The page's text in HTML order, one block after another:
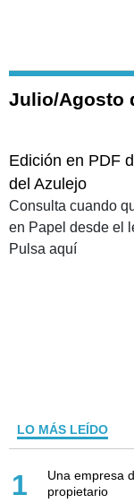
Julio/Agosto
Edición en PDF
del Azulejo
Consulta cuando
en Papel desde el
Pulsa aquí
LO MÁS LEÍDO
1
Una empresa
propietario